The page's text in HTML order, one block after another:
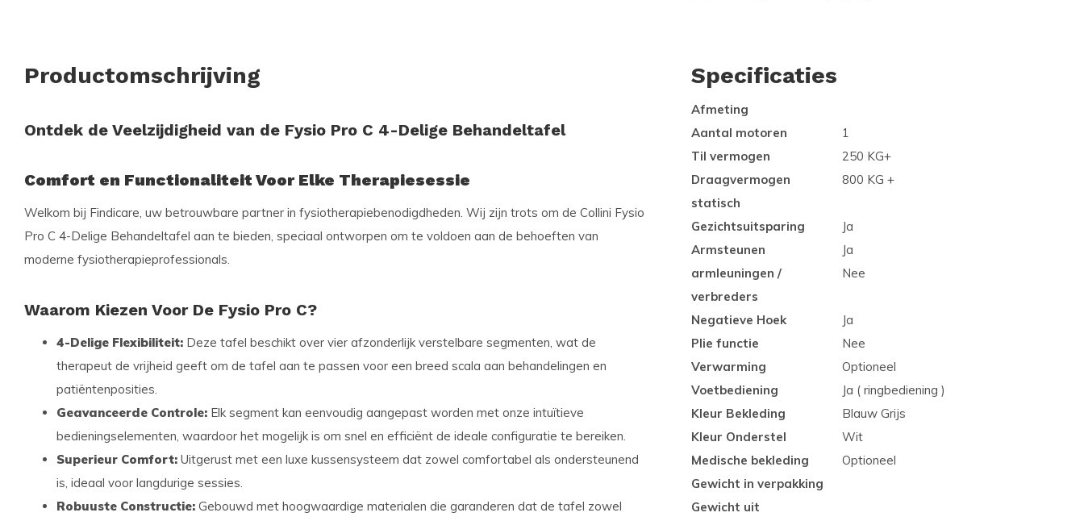
Productomschrijving
Ontdek de Veelzijdigheid van de Fysio Pro C 4-Delige Behandeltafel
Comfort en Functionaliteit Voor Elke Therapiesessie
Welkom bij Findicare, uw betrouwbare partner in fysiotherapiebenodigdheden. Wij zijn trots om de Collini Fysio
Pro C 4-Delige Behandeltafel aan te bieden, speciaal ontworpen om te voldoen aan de behoeften van
moderne fysiotherapieprofessionals.
Waarom Kiezen Voor De Fysio Pro C?
4-Delige Flexibiliteit: Deze tafel beschikt over vier afzonderlijk verstelbare segmenten, wat de
therapeut de vrijheid geeft om de tafel aan te passen voor een breed scala aan behandelingen en
patiëntenposities.
Geavanceerde Controle: Elk segment kan eenvoudig aangepast worden met onze intuïtieve
bedieningselementen, waardoor het mogelijk is om snel en efficiënt de ideale configuratie te bereiken.
Superieur Comfort: Uitgerust met een luxe kussensysteem dat zowel comfortabel als ondersteunend
is, ideaal voor langdurige sessies.
Robuuste Constructie: Gebouwd met hoogwaardige materialen die garanderen dat de tafel zowel
Specificaties
Afmeting
Aantal motoren
1
Til vermogen
250 KG+
Draagvermogen
statisch
800 KG +
Gezichtsuitsparing
Ja
Armsteunen
Ja
armleuningen /
verbreders
Nee
Negatieve Hoek
Ja
Plie functie
Nee
Verwarming
Optioneel
Voetbediening
Ja ( ringbediening )
Kleur Bekleding
Blauw Grijs
Kleur Onderstel
Wit
Medische bekleding
Optioneel
Gewicht in verpakking
Gewicht uit